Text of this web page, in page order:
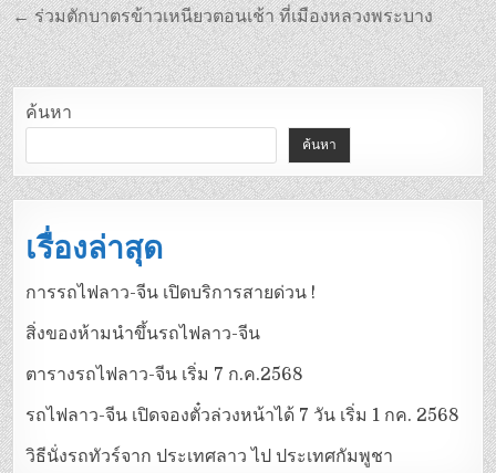
← ร่วมตักบาตรข้าวเหนียวตอนเช้า ที่เมืองหลวงพระบาง
ค้นหา
ค้นหา
เรื่องล่าสุด
การรถไฟลาว-จีน เปิดบริการสายด่วน !
สิ่งของห้ามนำขึ้นรถไฟลาว-จีน
ตารางรถไฟลาว-จีน เริ่ม 7 ก.ค.2568
รถไฟลาว-จีน เปิดจองตั๋วล่วงหน้าได้ 7 วัน เริ่ม 1 กค. 2568
วิธีนั่งรถทัวร์จาก ประเทศลาว ไป ประเทศกัมพูชา